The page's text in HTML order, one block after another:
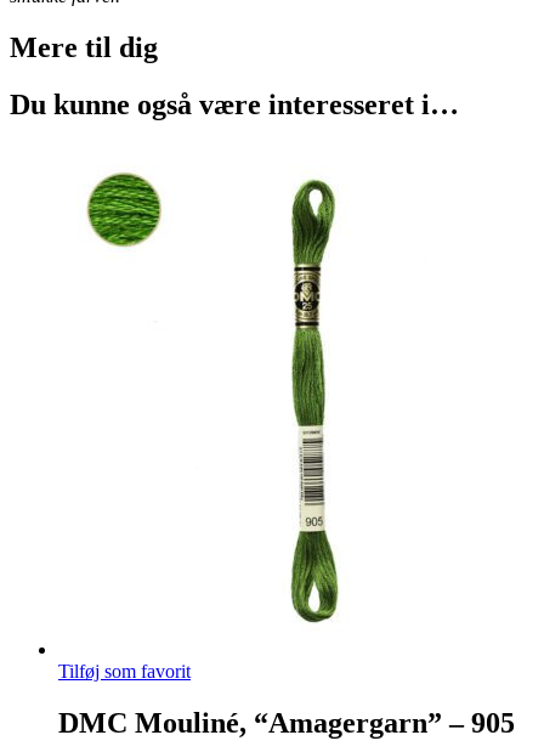
Mere til dig
Du kunne også være interesseret i…
Tilføj som favorit
DMC Mouliné, “Amagergarn” – 905